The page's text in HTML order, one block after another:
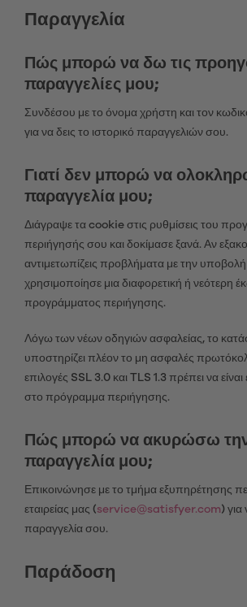
Παραγγελία
Πώς μπορώ να δω τις
παραγγελίες μου;
Συνδέσου με το όνομα χρήστη και τον
για να δεις το ιστορικό παραγγελιών σου.
Γιατί δεν μπορώ να
παραγγελία μου;
Διάγραψε τα cookie στις ρυθμίσεις του
περιήγησής σου και δοκίμασε ξανά. Αν
αντιμετωπίζεις προβλήματα με την
χρησιμοποίησε μια διαφορετική ή νεότερη
προγράμματος περιήγησης.
Λόγω των νέων οδηγιών ασφαλείας, το
υποστηρίζει πλέον το μη ασφαλές
επιλογές SSL 3.0 και TLS 1.3 πρέπει να
στο πρόγραμμα περιήγησης.
Πώς μπορώ να ακυρώσω
παραγγελία μου;
Επικοινώνησε με το τμήμα εξυπηρέτησης
εταιρείας μας (service@satisfyer.com)
παραγγελία σου.
Παράδοση